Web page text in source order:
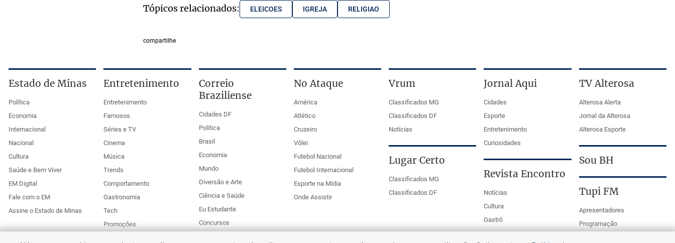
Tópicos relacionados: ELEICOES IGREJA RELIGIAO
compartilhe
Estado de Minas
Política
Economia
Internacional
Nacional
Cultura
Saúde e Bem Viver
EM Digital
Fale com o EM
Assine o Estado de Minas
Entretenimento
Entretenimento
Famosos
Séries e TV
Cinema
Música
Trends
Comportamento
Gastronomia
Tech
Promoções
Correio
Braziliense
Cidades DF
Política
Brasil
Economia
Mundo
Diversão e Arte
Ciência e Saúde
Eu Estudante
Concursos
No Ataque
América
Atlético
Cruzeiro
Vôlei
Futebol Nacional
Futebol Internacional
Esporte na Mídia
Onde Assistir
Vrum
Classificados MG
Classificados DF
Notícias
Lugar Certo
Classificados MG
Classificados DF
Jornal Aqui
Cidades
Esporte
Entretenimento
Curiosidades
Revista Encontro
Notícias
Cultura
Gastrô
TV Alterosa
Alterosa Alerta
Jornal da Alterosa
Alterosa Esporte
Sou BH
Tupi FM
Apresentadores
Programação